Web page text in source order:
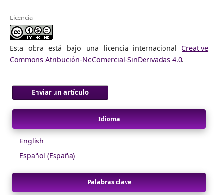
Licencia
Esta obra está bajo una licencia internacional Creative
Commons Atribución-NoComercial-SinDerivadas 4.0.
Enviar un artículo
Idioma
English
Español (España)
Palabras clave